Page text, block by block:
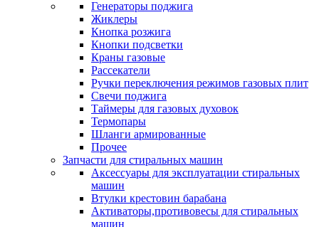
Генераторы поджига
Жиклеры
Кнопка розжига
Кнопки подсветки
Краны газовые
Рассекатели
Ручки переключения режимов газовых плит
Свечи поджига
Таймеры для газовых духовок
Термопары
Шланги армированные
Прочее
Запчасти для стиральных машин
Аксессуары для эксплуатации стиральных
машин
Втулки крестовин барабана
Активаторы,противовесы для стиральных
машин